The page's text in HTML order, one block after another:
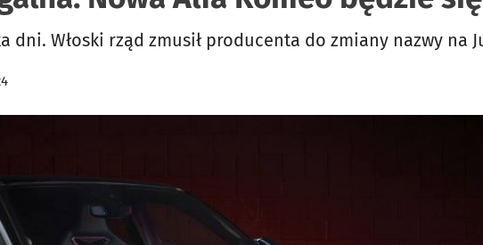
dni. Włoski rząd zmusił producenta do zmiany nazwy na